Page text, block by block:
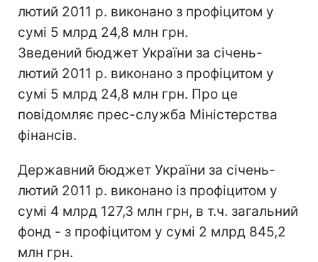
лютий 2011 р. виконано з профіцитом у
сумі 5 млрд 24,8 млн грн.
Зведений бюджет України за січень-
лютий 2011 р. виконано з профіцитом у
сумі 5 млрд 24,8 млн грн. Про це
повідомляє прес-служба Міністерства
фінансів.
Державний бюджет України за січень-
лютий 2011 р. виконано із профіцитом у
сумі 4 млрд 127,3 млн грн, в т.ч. загальний
фонд - з профіцитом у сумі 2 млрд 845,2
млн грн.